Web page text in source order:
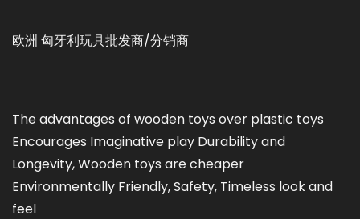
欧洲 匈牙利玩具批发商/分销商
The advantages of wooden toys over plastic toys
Encourages Imaginative play Durability and
Longevity, Wooden toys are cheaper
Environmentally Friendly, Safety, Timeless look and
feel